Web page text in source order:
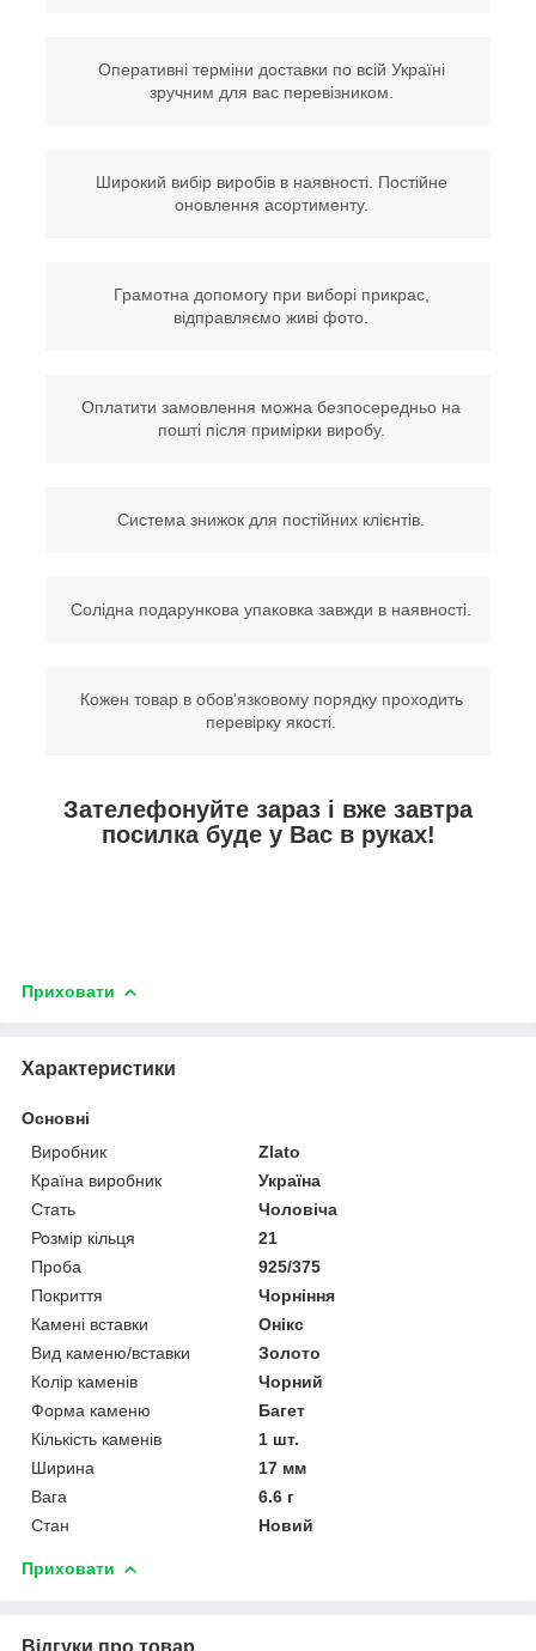
Оперативні терміни доставки по всій Україні
зручним для вас перевізником.
Широкий вибір виробів в наявності. Постійне
оновлення асортименту.
Грамотна допомогу при виборі прикрас,
відправляємо живі фото.
Оплатити замовлення можна безпосередньо на
пошті після примірки виробу.
Система знижок для постійних клієнтів.
Солідна подарункова упаковка завжди в наявності.
Кожен товар в обов'язковому порядку проходить
перевірку якості.
Зателефонуйте зараз і вже завтра
посилка буде у Вас в руках!
Приховати
Характеристики
Основні
Виробник
Zlato
Країна виробник
Україна
Стать
Чоловіча
Розмір кільця
21
Проба
925/375
Покриття
Чорніння
Камені вставки
Онікс
Вид каменю/вставки
Золото
Колір каменів
Чорний
Форма каменю
Багет
Кількість каменів
1 шт.
Ширина
17 мм
Вага
6.6 г
Стан
Новий
Приховати
Відгуки про товар